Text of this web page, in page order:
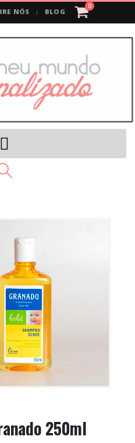
NÓS BLOG
0
250ml